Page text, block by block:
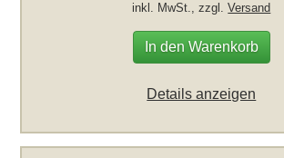
inkl. MwSt., zzgl.Versand
In den Warenkorb
Details anzeigen